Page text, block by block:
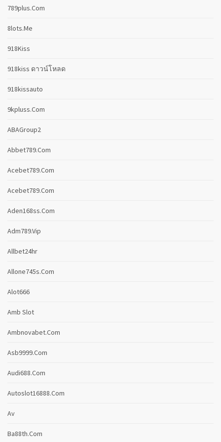
789plus.com
8lots.me
918Kiss
918kiss ดาวน์โหลด
918kissauto
9kpluss.com
ABAGroup2
Abbet789.com
Acebet789.com
Acebet789.com
Aden168ss.com
Adm789.vip
Allbet24hr
Allone745s.com
Alot666
Amb Slot
Ambnovabet.com
Asb9999.com
Audi688.com
Autoslot16888.com
Av
Ba88th.com